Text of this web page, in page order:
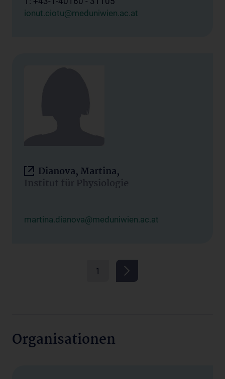
ionut.ciotu@meduniwien.ac.at
Dianova, Martina,
Institut für Physiologie
martina.dianova@meduniwien.ac.at
1
Organisationen